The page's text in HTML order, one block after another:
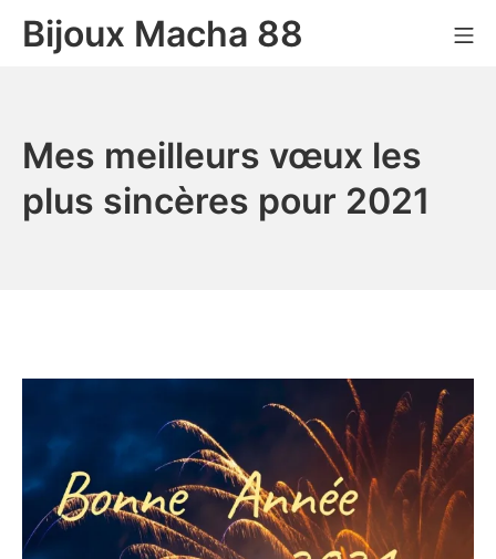
Bijoux Macha 88
Mes meilleurs vœux les
plus sincères pour 2021